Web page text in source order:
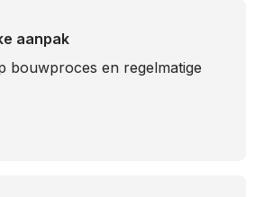
aanpak
bouwproces en regelmatige